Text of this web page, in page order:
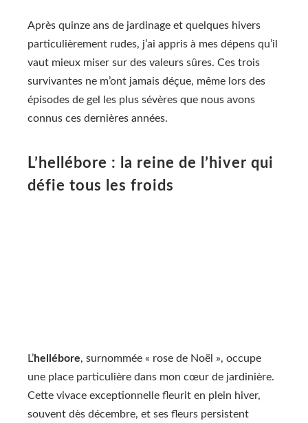
Après quinze ans de jardinage et quelques hivers
particulièrement rudes, j’ai appris à mes dépens qu’il
vaut mieux miser sur des valeurs sûres. Ces trois
survivantes ne m’ont jamais déçue, même lors des
épisodes de gel les plus sévères que nous avons
connus ces dernières années.
L’hellébore : la reine de l’hiver qui
défie tous les froids
L’hellébore, surnommée « rose de Noël », occupe
une place particulière dans mon cœur de jardinière.
Cette vivace exceptionnelle fleurit en plein hiver,
souvent dès décembre, et ses fleurs persistent